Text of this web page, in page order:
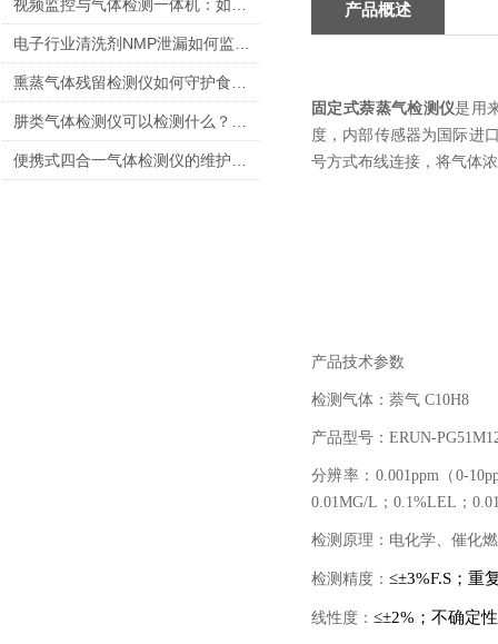
产品概述
固定式萘蒸气检测仪是用
度，内部传感器为国际进
号方式布线连接，将气体
产品技术参数
检测气体：萘气 C10H8
产品型号： ERUN-
分辨率： 0.001ppm（ 0-
0.01MG/L ； 0.1%LEL ；
检测原理：电化学、催化
检测精度： ≤±3%F.S ；重
线性度： ≤±2% ；不确定